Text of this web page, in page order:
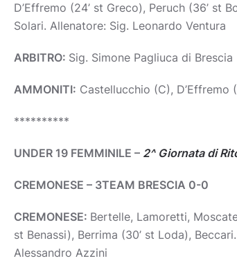
D’Effremo (24’ st Greco), Peruch (36’ st
Solari. Allenatore: Sig. Leonardo Ventura
ARBITRO: Sig. Simone Pagliuca di
AMMONITI: Castellucchio (C), D’Effremo
**********
UNDER 19 FEMMINILE – 2^ Giornata di
CREMONESE – 3TEAM BRESCIA 0-0
CREMONESE: Bertelle, Lamoretti,
st Benassi), Berrima (30’ st Loda),
Alessandro Azzini